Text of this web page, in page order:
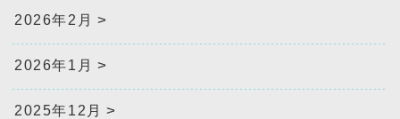
2026年2月
2026年1月
2025年12月